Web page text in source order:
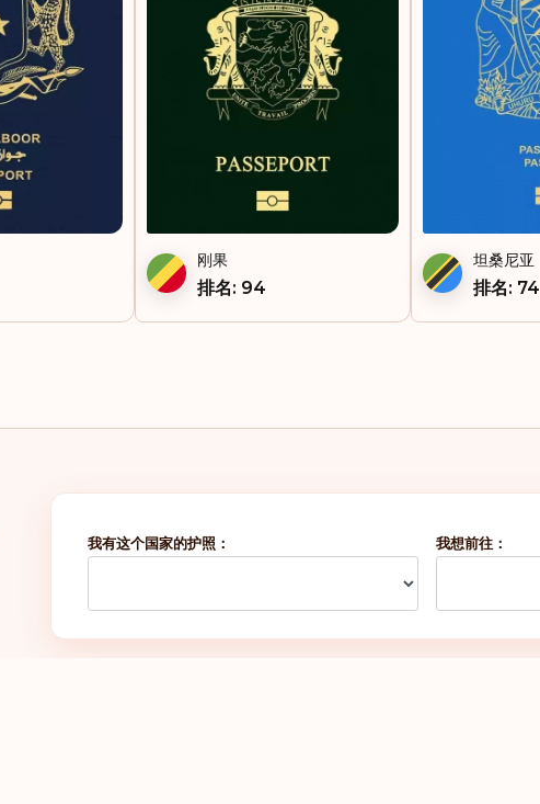
刚果
排名: 94
坦桑尼亚
排名: 74
我有这个国家的护照： 我想前往：